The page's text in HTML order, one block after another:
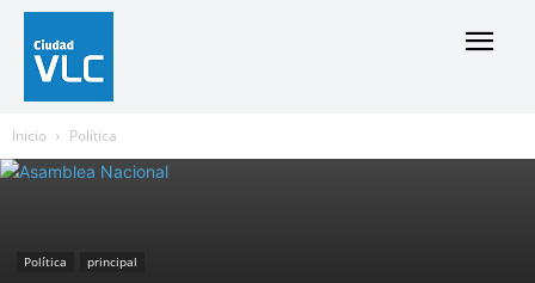
Inicio Política
Política principal